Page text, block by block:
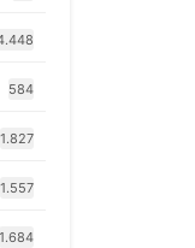
584
1.827
1.557
1.684